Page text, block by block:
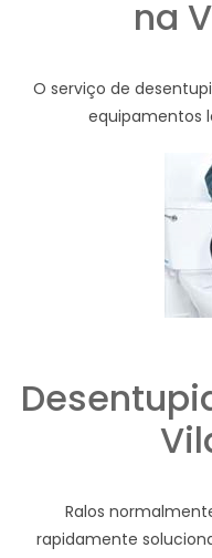
na
O serviço de
equipamentos
Ralos
rapidamente